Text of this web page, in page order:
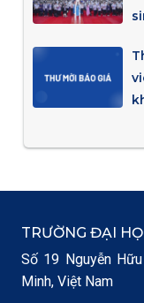
TRƯỜNG ĐẠI
Số 19 Nguyễn
Minh, Việt Nam